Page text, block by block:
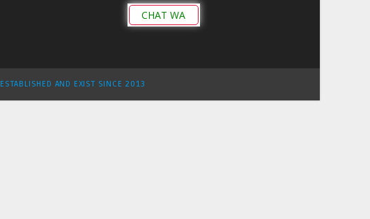
CHAT WA
ESTABLISHED AND EXIST SINCE 2013